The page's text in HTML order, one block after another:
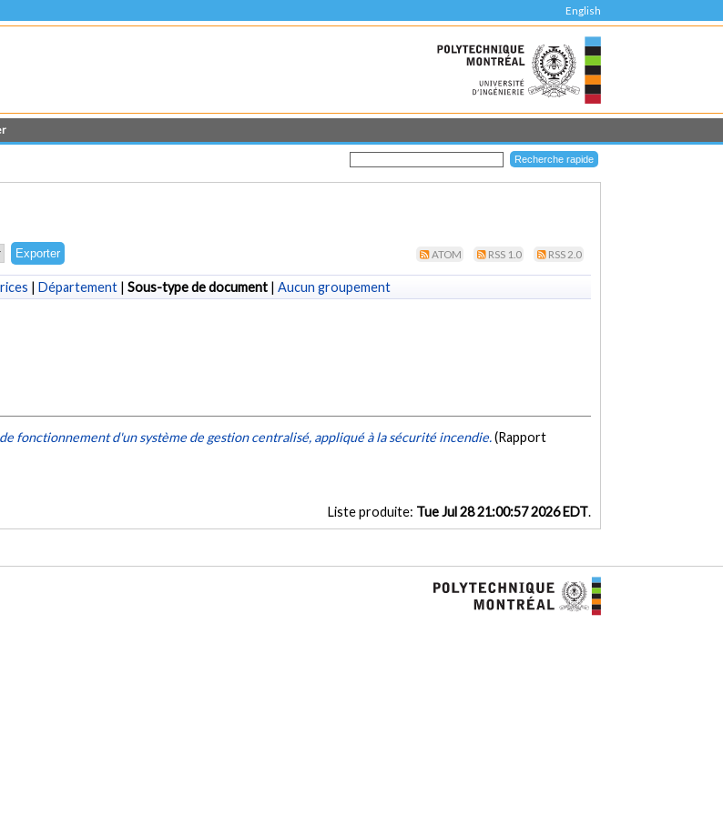
English
ATOM RSS 1.0 RSS 2.0
| Département| Sous-type de document| Aucun groupement
fonctionnement d'un système de gestion centralisé, appliqué à la sécurité incendie.(Rapport
Liste produite: Tue Jul 28 21:00:57 2026 EDT.